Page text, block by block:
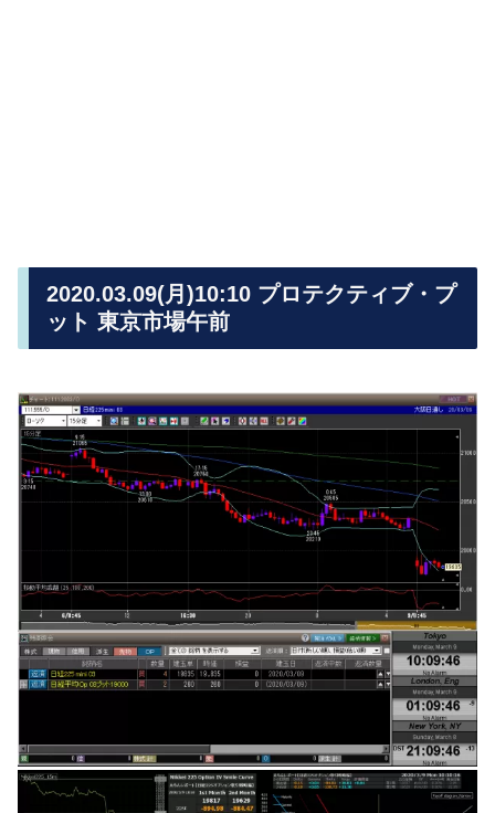
2020.03.09(月)10:10 プロテクティブ・プ
ット 東京市場午前